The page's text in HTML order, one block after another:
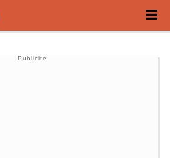
Publicité: